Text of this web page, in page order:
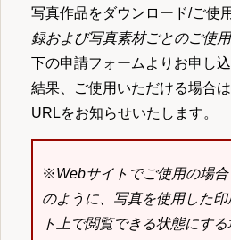
写真作品をダウンロード/ご使
録および写真素材ごとのご使
下の申請フォームよりお申し
結果、ご使用いただける場合
URLをお知らせいたします。
※Webサイトでご使用の場
のように、写真を使用した
ト上で閲覧できる状態にす